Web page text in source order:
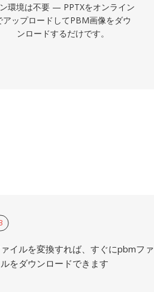
環境は不要 — PPTXをオンライン
アップロードしてPBM画像をダウ
ンロードするだけです。
イルを変換すれば、すぐにpbmファ
をダウンロードできます